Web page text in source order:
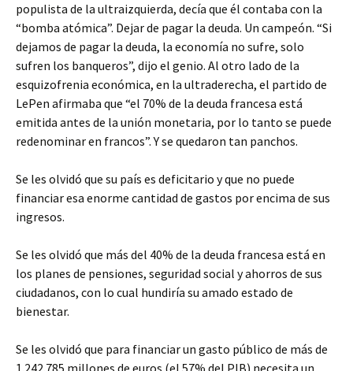
populista de la ultraizquierda, decía que él contaba con la
“bomba atómica”. Dejar de pagar la deuda. Un campeón. “Si
dejamos de pagar la deuda, la economía no sufre, solo
sufren los banqueros”, dijo el genio. Al otro lado de la
esquizofrenia económica, en la ultraderecha, el partido de
LePen afirmaba que “el 70% de la deuda francesa está
emitida antes de la unión monetaria, por lo tanto se puede
redenominar en francos”. Y se quedaron tan panchos.
Se les olvidó que su país es deficitario y que no puede
financiar esa enorme cantidad de gastos por encima de sus
ingresos.
Se les olvidó que más del 40% de la deuda francesa está en
los planes de pensiones, seguridad social y ahorros de sus
ciudadanos, con lo cual hundiría su amado estado de
bienestar.
Se les olvidó que para financiar un gasto público de más de
1.242.785 millones de euros (el 57% del PIB) necesita un